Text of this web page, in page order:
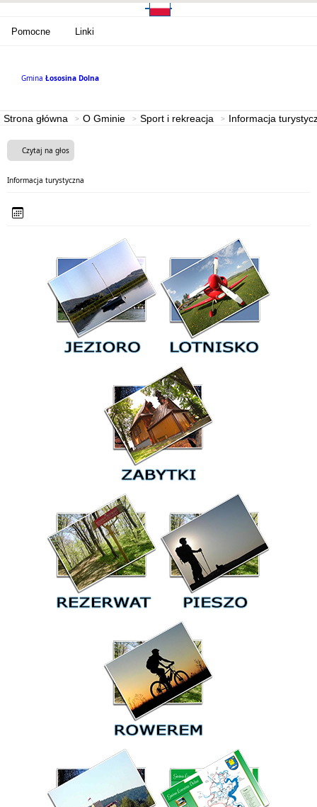
Pomocne Linki
Gmina Łososina Dolna
Strona główna O Gminie Sport i rekreacja Informacja
Czytaj na głos
Informacja turystyczna